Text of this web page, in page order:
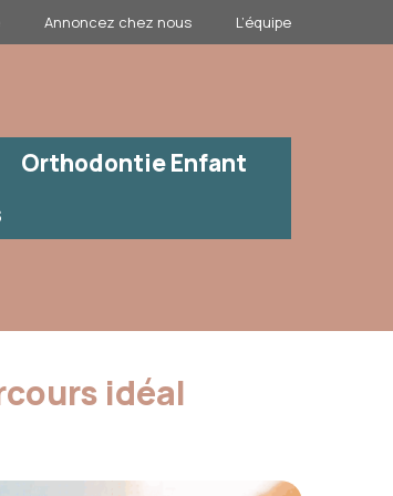
Annoncez chez nous L’équipe
Orthodontie Enfant
idéal